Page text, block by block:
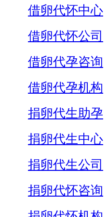
借卵代怀中心
借卵代怀公司
借卵代孕咨询
借卵代孕机构
捐卵代生助孕
捐卵代生中心
捐卵代生公司
捐卵代怀咨询